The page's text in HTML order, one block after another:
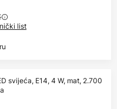
list
svijeća, E14, 4 W, mat, 2.700